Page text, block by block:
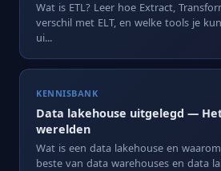
Wat is ETL? Leer hoe Extract,
verschil met ELT, en welke tools je
ui...
KENNISBANK
Data lakehouse uitgelegd —
werelden
Wat is een data lakehouse en
beste van data warehouses en data